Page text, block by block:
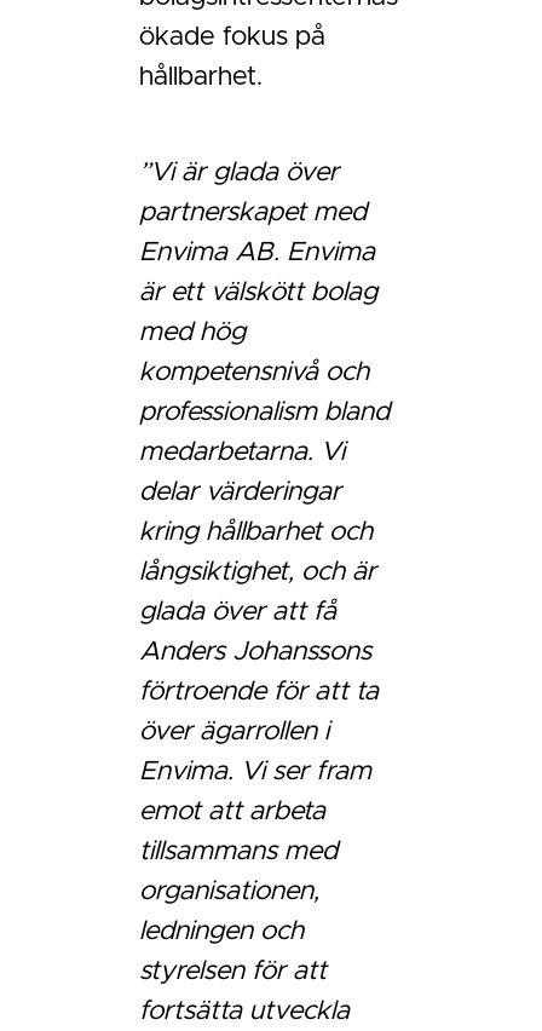
ökade fokus på
hållbarhet.
”Vi är glada över
partnerskapet med
Envima AB. Envima
är ett välskött bolag
med hög
kompetensnivå och
professionalism bland
medarbetarna. Vi
delar värderingar
kring hållbarhet och
långsiktighet, och är
glada över att få
Anders Johanssons
förtroende för att ta
över ägarrollen i
Envima. Vi ser fram
emot att arbeta
tillsammans med
organisationen,
ledningen och
styrelsen för att
fortsätta utveckla